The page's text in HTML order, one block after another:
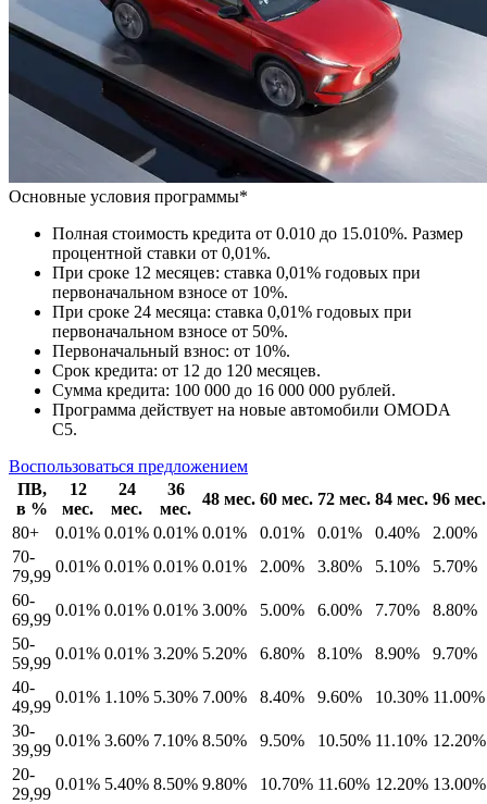
Основные условия программы*
Полная стоимость кредита от 0.010 до 15.010%. Размер
процентной ставки от 0,01%.
При сроке 12 месяцев: ставка 0,01% годовых при
первоначальном взносе от 10%.
При сроке 24 месяца: ставка 0,01% годовых при
первоначальном взносе от 50%.
Первоначальный взнос: от 10%.
Срок кредита: от 12 до 120 месяцев.
Сумма кредита: 100 000 до 16 000 000 рублей.
Программа действует на новые автомобили OMODA
C5.
Воспользоваться предложением
ПВ,
в %
12
мес.
24
мес.
36
мес.
48 мес. 60 мес. 72 мес. 84 мес. 96 мес.
80+
0.01% 0.01% 0.01% 0.01% 0.01% 0.01% 0.40%
2.00%
70-
79,99
0.01% 0.01% 0.01% 0.01% 2.00% 3.80% 5.10%
5.70%
60-
69,99
0.01% 0.01% 0.01% 3.00% 5.00% 6.00% 7.70%
8.80%
50-
59,99
0.01% 0.01% 3.20% 5.20% 6.80% 8.10% 8.90%
9.70%
40-
49,99
0.01% 1.10% 5.30% 7.00% 8.40% 9.60% 10.30% 11.00%
30-
39,99
0.01% 3.60% 7.10% 8.50% 9.50% 10.50% 11.10% 12.20%
20-
29,99
0.01% 5.40% 8.50% 9.80% 10.70% 11.60% 12.20% 13.00%